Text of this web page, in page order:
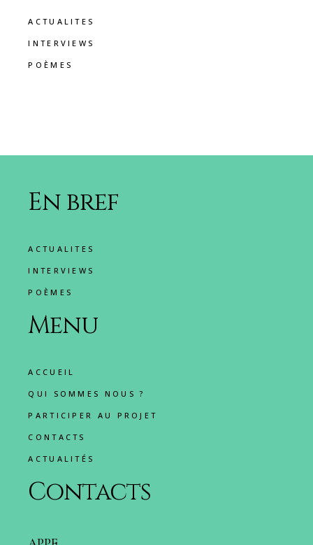
ACTUALITES
INTERVIEWS
POÈMES
En bref
ACTUALITES
INTERVIEWS
POÈMES
Menu
ACCUEIL
QUI SOMMES NOUS ?
PARTICIPER AU PROJET
CONTACTS
ACTUALITÉS
Contacts